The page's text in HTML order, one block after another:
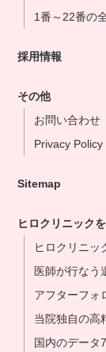
1番～22番の
採用情報
その他
お問い合わせ
Privacy Policy
Sitemap
ヒロクリニック
ヒロクリニッ
医師が行なう
アフターフォ
当院独自の高
国内のデータ